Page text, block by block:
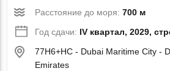
Расстояние до моря:700 м
Год сдачи: IV квартал, 2029,
77H6+HC - Dubai Maritime City -
Emirates